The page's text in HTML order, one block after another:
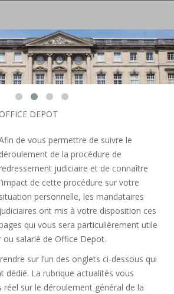
OFFICE DEPOT
de vous permettre de suivre le
déroulement de la procédure de
judiciaire et de connaître
de cette procédure sur votre
situation personnelle, les mandataires
judiciaires ont mis à votre disposition ces
qui vous sera particulièrement utile
ou salarié de Office Depot.
sur l’un des onglets ci-dessous qui
dédié. La rubrique actualités vous
réel sur le déroulement général de la